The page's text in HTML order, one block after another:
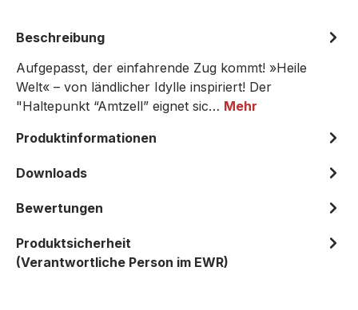
Beschreibung
Aufgepasst, der einfahrende Zug kommt! »Heile
Welt« – von ländlicher Idylle inspiriert! Der
"Haltepunkt “Amtzell” eignet sic… Mehr
Produktinformationen
Downloads
Bewertungen
Produktsicherheit
(Verantwortliche Person im EWR)